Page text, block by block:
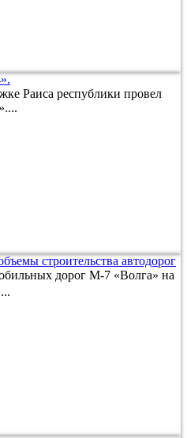
Раиса республики провел
строительства автодорог
дорог М-7 «Волга» на